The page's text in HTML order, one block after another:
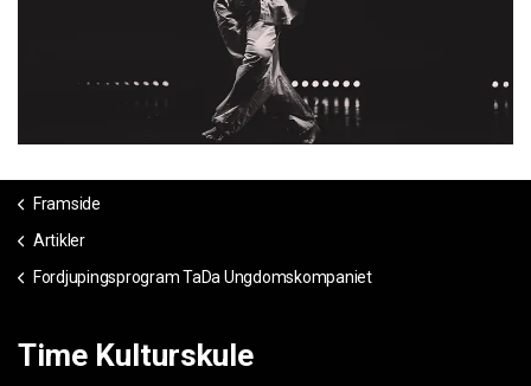
Framside
Artikler
Fordjupingsprogram TaDa Ungdomskompaniet
Time Kulturskule